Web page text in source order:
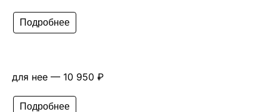
Подробнее
для нее — 10 950 ₽
Подробнее